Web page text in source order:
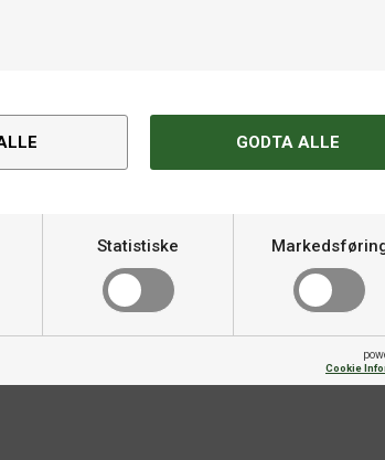
GODTA ALLE
Statistiske
Cookie
med
i Gezzys
gulldetaljer.
Spesifikasjoner
Materiale
Dartspiller